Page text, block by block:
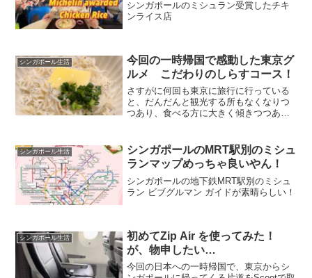
シンガポールのミシュラン受賞したチキ
ンライス店
シンガポール生活
今回の一時帰国で感動した東京グ
ルメ こだわりのしらすコース！
さすがに何回も東京に旅行に行っている
と、だんだんと観光する所もなくなりつ
つあり、食べる方に大きく傾きつつある
う、土佐しらす食堂二万匹に行ってきま
した。どちらかというと、サブ...
シンガポール生活
シンガポールのMRT駅別のミシュ
ランマップめっちゃ良いやん！
シンガポールの地下鉄MRT駅別のミシュ
ラン ビブグルマン ガイドが素晴らしい！
シンガポール生活
初めてZip Air を使ってみた！
が、物申したい…
今回の日本への一時帰国で、東京からシ